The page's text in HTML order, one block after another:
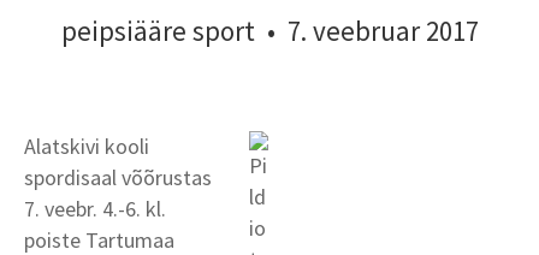
peipsiääre sport • 7. veebruar 2017
Alatskivi kooli
spordisaal võõrustas
7. veebr. 4.-6. kl.
poiste Tartumaa